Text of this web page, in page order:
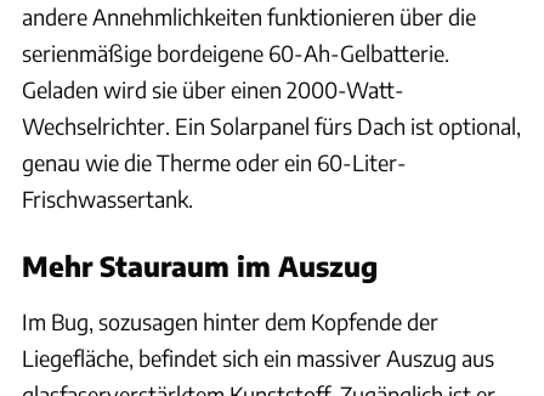
andere Annehmlichkeiten funktionieren über die
serienmäßige bordeigene 60-Ah-Gelbatterie.
Geladen wird sie über einen 2000-Watt-
Wechselrichter. Ein Solarpanel fürs Dach ist optional,
genau wie die Therme oder ein 60-Liter-
Frischwassertank.
Mehr Stauraum im Auszug
Im Bug, sozusagen hinter dem Kopfende der
Liegefläche, befindet sich ein massiver Auszug aus